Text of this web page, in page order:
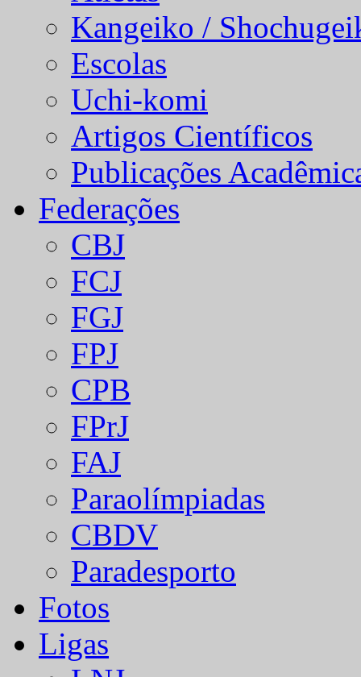
Kangeiko /
Escolas
Uchi-komi
Artigos Científicos
Publicações
Federações
CBJ
FCJ
FGJ
FPJ
CPB
FPrJ
FAJ
Paraolímpiadas
CBDV
Paradesporto
Fotos
Ligas